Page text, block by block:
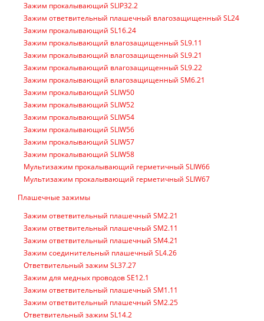
Зажим прокалывающий SLIP32.2
Зажим ответвительный плашечный влагозащищенный SL24
Зажим прокалывающий SL16.24
Зажим прокалывающий влагозащищенный SL9.11
Зажим прокалывающий влагозащищенный SL9.21
Зажим прокалывающий влагозащищенный SL9.22
Зажим прокалывающий влагозащищенный SM6.21
Зажим прокалывающий SLIW50
Зажим прокалывающий SLIW52
Зажим прокалывающий SLIW54
Зажим прокалывающий SLIW56
Зажим прокалывающий SLIW57
Зажим прокалывающий SLIW58
Мультизажим прокалывающий герметичный SLIW66
Мультизажим прокалывающий герметичный SLIW67
Плашечные зажимы
Зажим ответвительный плашечный SM2.21
Зажим ответвительный плашечный SM2.11
Зажим ответвительный плашечный SM4.21
Зажим соединительный плашечный SL4.26
Ответвительный зажим SL37.27
Зажим для медных проводов SE12.1
Зажим ответвительный плашечный SM1.11
Зажим ответвительный плашечный SM2.25
Ответвительный зажим SL14.2